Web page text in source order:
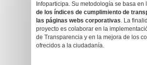
Infoparticipa. Su metodología se basa en
de los índices de cumplimiento de
las páginas webs corporativas. La
proyecto es colaborar en la
de Transparencia y en la mejora de los
ofrecidos a la ciudadanía.